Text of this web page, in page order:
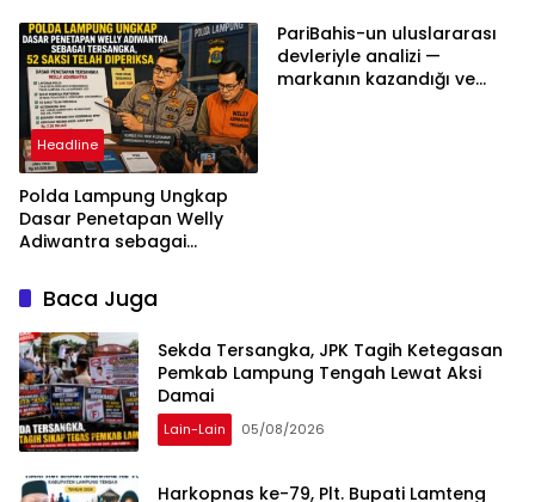
Berdasarkan Aturan,
Bukan Tekanan Opini
Headline
Polda Lampung Ungkap
Dasar Penetapan Welly
Adiwantra sebagai
Diperiksa
PariBahis-un uluslararası
devleriyle analizi —
markanın kazandığı ve
Baca Juga
Sekda Tersangka, JPK Tagih Ketegasan
Pemkab Lampung Tengah Lewat Aksi
Damai
Lain-Lain 05/08/2026
Harkopnas ke-79, Plt. Bupati Lamteng